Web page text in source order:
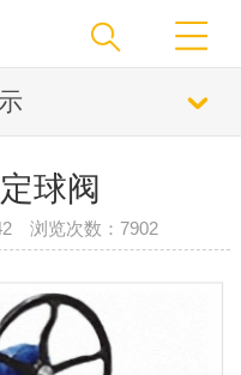
球阀
浏览次数：7902